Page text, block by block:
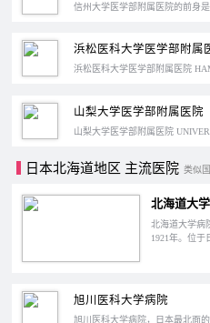
浜松医科大学医学部附属
山梨大学医学部附属医院
日本北海道地区 主流医院 类似
北海道大
北海道大学病
1921年。位于
床数达到944
旭川医科大学病院